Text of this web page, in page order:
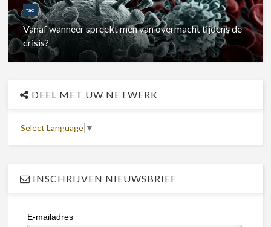
faq
Vanaf wanneer spreekt men van overmacht tijdens de
crisis?
DEEL MET UW NETWERK
Select Language ▼
INSCHRIJVEN NIEUWSBRIEF
E-mailadres